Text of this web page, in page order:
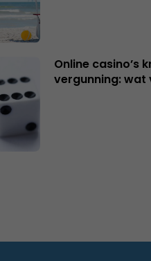
Online casino’s
vergunning: wat